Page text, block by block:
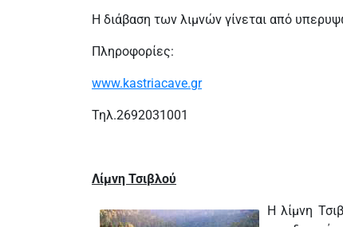
Η διάβαση των λιμνών γίνεται από
Πληροφορίες:
www.kastriacave.gr
Τηλ.2692031001
Λίμνη Τσιβλού
Η λίμνη